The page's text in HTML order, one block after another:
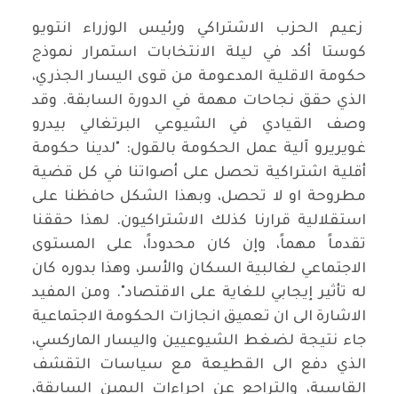
زعيم الحزب الاشتراكي ورئيس الوزراء انتويو
كوستا أكد في ليلة الانتخابات استمرار نموذج
حكومة الاقلية المدعومة من قوى اليسار الجذري،
الذي حقق نجاحات مهمة في الدورة السابقة. وقد
وصف القيادي في الشيوعي البرتغالي بيدرو
غويريرو آلية عمل الحكومة بالقول: "لدينا حكومة
أقلية اشتراكية تحصل على أصواتنا في كل قضية
مطروحة او لا تحصل، وبهذا الشكل حافظنا على
استقلالية قرارنا كذلك الاشتراكيون. لهذا حققنا
تقدماً مهماً، وإن كان محدوداً، على المستوى
الاجتماعي لغالبية السكان والأسر، وهذا بدوره كان
له تأثير إيجابي للغاية على الاقتصاد". ومن المفيد
الاشارة الى ان تعميق انجازات الحكومة الاجتماعية
جاء نتيجة لضغط الشيوعيين واليسار الماركسي،
الذي دفع الى القطيعة مع سياسات التقشف
القاسية، والتراجع عن اجراءات اليمين السابقة،